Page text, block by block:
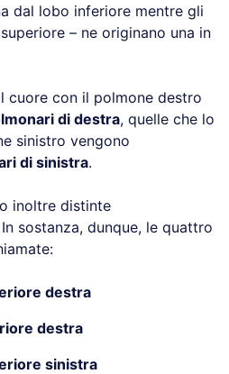
dal lobo inferiore mentre gli
– ne originano una in
cuore con il polmone destro
di destra, quelle che lo
sinistro vengono
di sinistra.
inoltre distinte
In sostanza, dunque, le quattro
destra
destra
sinistra